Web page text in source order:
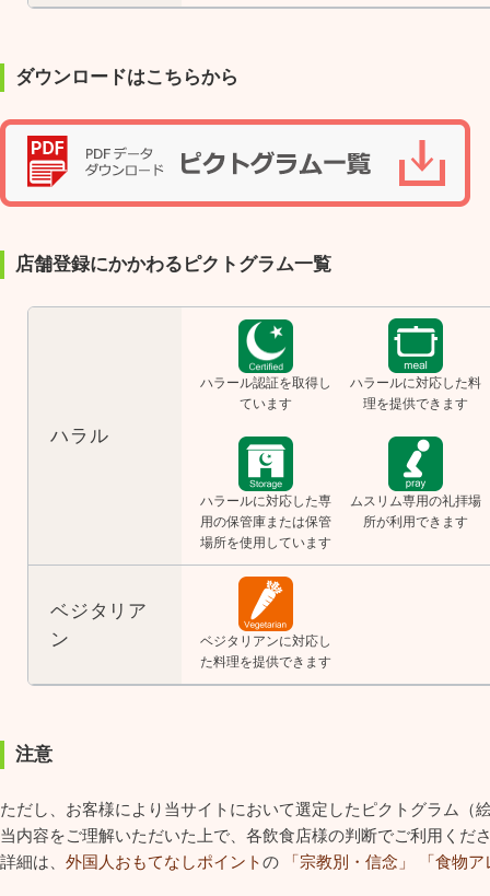
ダウンロードはこちらから
店舗登録にかかわるピクトグラム一覧
ハラル
ハラール認証を取得し
ています
ハラールに対応した料
理を提供できます
ハラールに対応した専
用の保管庫または保管
場所を使用しています
ムスリム専用の礼拝場
所が利用できます
ベジタリア
ン
ベジタリアンに対応し
た料理を提供できます
注意
ただし、お客様により当サイトにおいて選定したピクトグラム
当内容をご理解いただいた上で、各飲食店様の判断でご利用くだ
詳細は、 外国人おもてなしポイントの 「宗教別・信念」 「食物